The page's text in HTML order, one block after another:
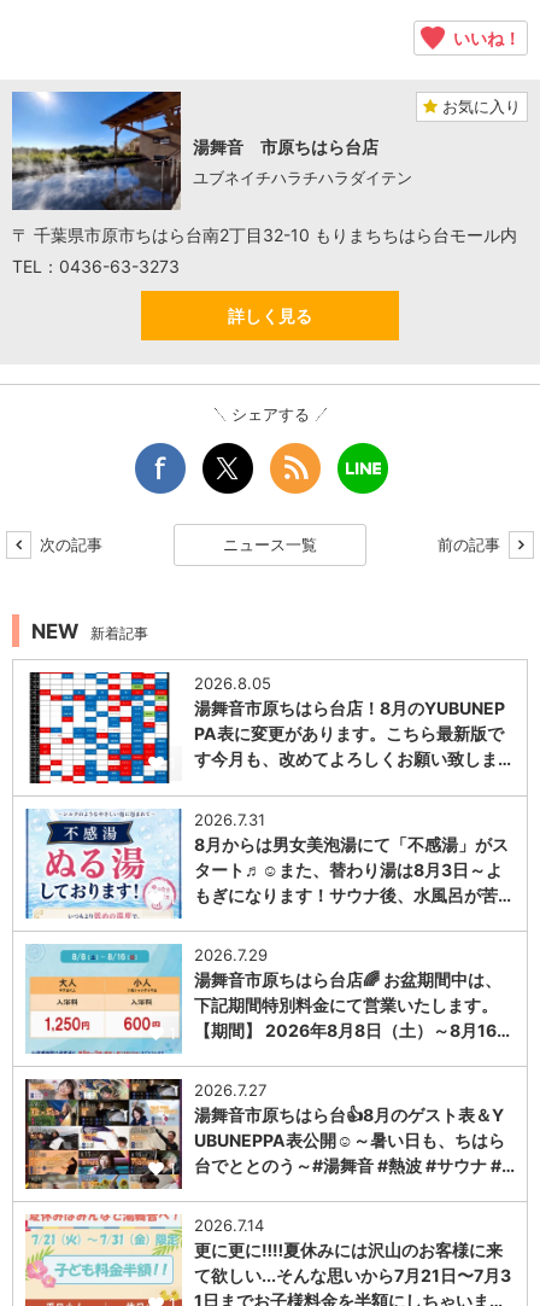
いいね！
お気に入り
湯舞音 市原ちはら台店
ユブネイチハラチハラダイテン
〒 千葉県市原市ちはら台南2丁目32-10 もりまちちはら台モール内
TEL：0436-63-3273
詳しく見る
シェアする
次の記事 ニュース一覧 前の記事
NEW 新着記事
1
2026.8.05
湯舞音市原ちはら台店！8月のYUBUNEP
PA表に変更があります。こちら最新版で
す今月も、改めてよろしくお願い致しま…
1
2026.7.31
8月からは男女美泡湯にて「不感湯」がス
タート♬☺また、替わり湯は8月3日～よ
もぎになります！サウナ後、水風呂が苦…
1
2026.7.29
湯舞音市原ちはら台店🌈 お盆期間中は、
下記期間特別料金にて営業いたします。
【期間】 2026年8月8日（土）～8月16…
1
2026.7.27
湯舞音市原ちはら台👍8月のゲスト表＆Y
UBUNEPPA表公開☺～暑い日も、ちはら
台でととのう～#湯舞音 #熱波 #サウナ #…
2026.7.14
更に更に‼️‼️夏休みには沢山のお客様に来
て欲しい...そんな思いから7月21日〜7月3
1日までお子様料金を半額にしちゃいま…